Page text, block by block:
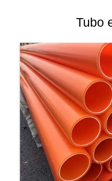
Tubo